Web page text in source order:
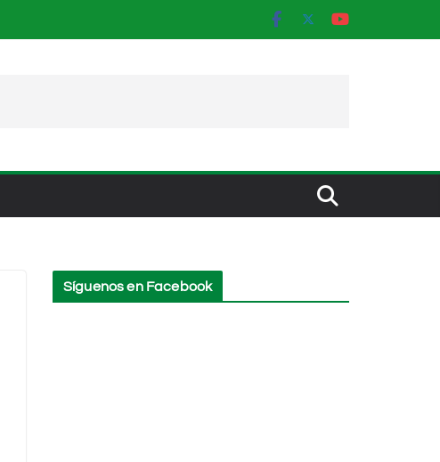
Síguenos en Facebook